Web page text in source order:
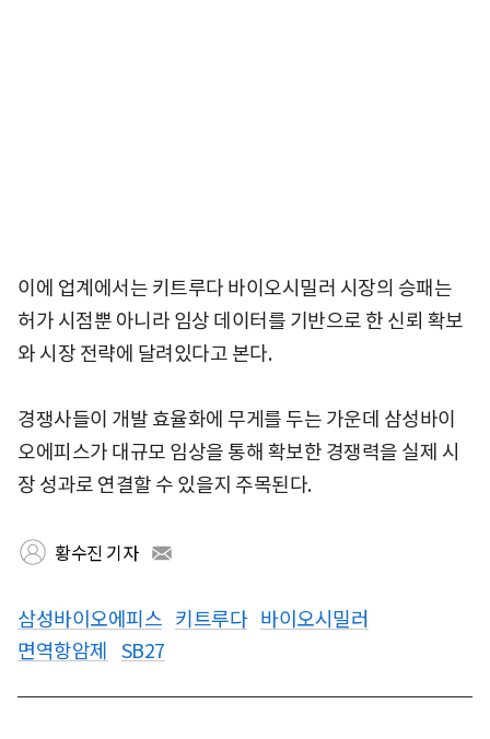
이에 업계에서는 키트루다 바이오시밀러 시장의 승패는
허가 시점뿐 아니라 임상 데이터를 기반으로 한 신뢰 확보
와 시장 전략에 달려있다고 본다.
경쟁사들이 개발 효율화에 무게를 두는 가운데 삼성바이
오에피스가 대규모 임상을 통해 확보한 경쟁력을 실제 시
장 성과로 연결할 수 있을지 주목된다.
황수진 기자
삼성바이오에피스 키트루다 바이오시밀러
면역항암제 SB27